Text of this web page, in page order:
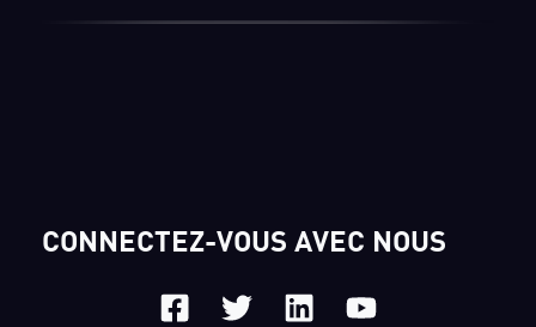
CONNECTEZ-VOUS AVEC NOUS